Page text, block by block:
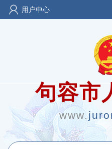
用户中心
句容市
www.